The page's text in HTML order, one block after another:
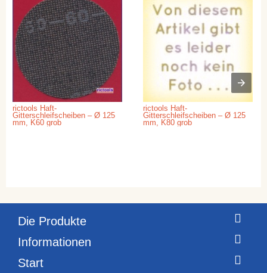
rictools Haft-
Gitterschleifscheiben – Ø 125
mm, K60 grob
rictools Haft-
Gitterschleifscheiben – Ø 125
mm, K80 grob
Die Produkte
Informationen
Start